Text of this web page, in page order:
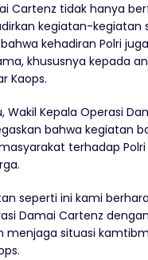
Cartenz tidak hanya
kegiatan-kegiatan
kehadiran Polri
khususnya kepada
Kaops.
Kepala Operasi
bahwa kegiatan
terhadap
seperti ini kami
Damai Cartenz
menjaga situasi